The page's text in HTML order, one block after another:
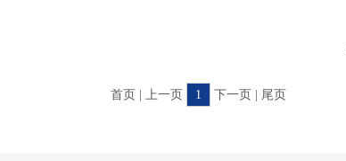
首页 | 上一页 1 下一页 | 尾页